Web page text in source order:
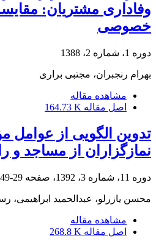
وفاداری مشتریان:
خصوصی
دوره 1، شماره 2، 1388
بهرام رنجبران، مجتبی براری
مشاهده مقاله
اصل مقاله 164.73 K
تدوین الگویی از عوامل
نمازگزاران از مساجد و
دوره 11، شماره 3، 1392، صفحه 29-49
محسن یازرلو، عبدالحمید ابراهیمی،
مشاهده مقاله
اصل مقاله 268.8 K